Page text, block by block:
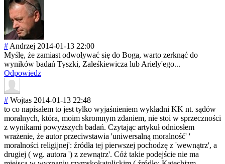
# Andrzej 2014-01-13 22:00
Myślę, że zamiast odwoływać się do Boga, warto zerknąć do
wyników badań Tyszki, Zaleśkiewicza lub Ariely'ego...
Odpowiedz
# Wojtas 2014-01-13 22:48
to co napisałem to jest tylko wyjaśnieniem wykładni KK nt. sądów
moralnych, która, moim skromnym zdaniem, nie stoi w sprzeczności
z wynikami powyższych badań. Czytając artykuł odniosłem
wrażenie, że autor przeciwstawia 'uniwersalną moralność' '
moralności religijnej': źródła tej pierwszej pochodzę z 'wewnątrz', a
drugiej ( wg. autora ') z zewnątrz'. Cóż takie podejście nie ma